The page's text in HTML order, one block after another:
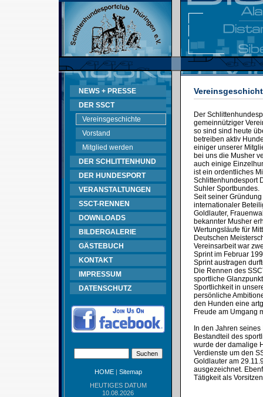
NEWS + PRESSE
DER SSCT
Vereinsgeschichte
Vorstand
Mitglied werden
DER SCHLITTENHUND
DER HUNDESPORT
VERANSTALTUNGEN
SSCT-RENNEN
DOWNLOADS
BILDERGALERIE
GÄSTEBUCH
KONTAKT
IMPRESSUM
DATENSCHUTZ
HOME| Sitemap
HEUTIGES DATUM
10.08.2026
Der
gemeinnütziger
so sind sind heute
betreiben aktiv
einiger unserer
bei uns die Musher
auch einige
ist ein ordentliches
Schlittenhundesport
Suhler Sportbundes.
Seit seiner
internationaler
Goldlauter,
bekannter Musher
Wertungsläufe für
Deutschen
Vereinsarbeit war
Sprint im Februar
Sprint austragen
Die Rennen des
sportliche
Sportlichkeit in
persönliche
den Hunden eine
Freude am Umgang
In den Jahren
Bestandteil des
wurde der damalige
Verdienste um den
Goldlauter am
ausgezeichnet.
Tätigkeit als